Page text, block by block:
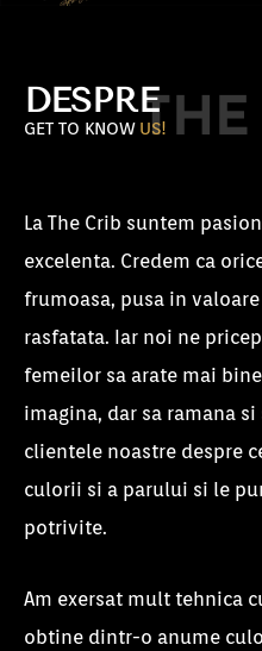
THE
DESPRE
GET TO KNOW US!
La The Crib suntem
excelenta. Credem ca
frumoasa, pusa in
rasfatata. Iar noi ne
femeilor sa arate mai
imagina, dar sa ramana
clientele noastre despre
culorii si a parului si le
potrivite.
Am exersat mult tehnica
obtine dintr-o anume